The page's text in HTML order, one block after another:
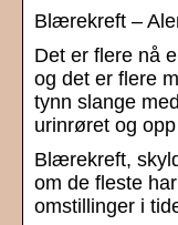
Blærekreft –
Det er flere nå
og det er flere
tynn slange
urinrøret og
Blærekreft,
om de fleste
omstillinger i